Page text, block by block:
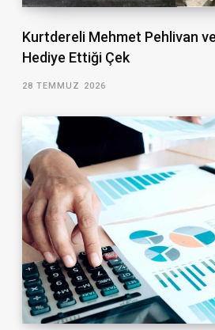
Kurtdereli Mehmet Pehlivan
Hediye Ettiği Çek
28 TEMMUZ 2026